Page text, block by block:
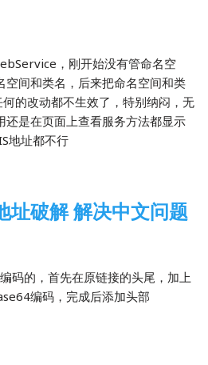
，刚开始没有管命名空
空间和类名，后来把命名空间和类
的改动都不生效了，特别纳闷，无
还是在页面上查看服务方法都显示
地址都不行
址破解 解决中文问题
码的，首先在原链接的头尾，加上
编码，完成后添加头部